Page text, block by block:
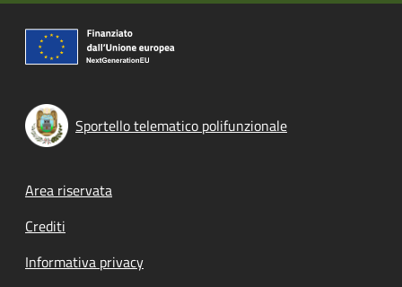
Sportello telematico polifunzionale
Footer menu
Area riservata
Crediti
Informativa privacy